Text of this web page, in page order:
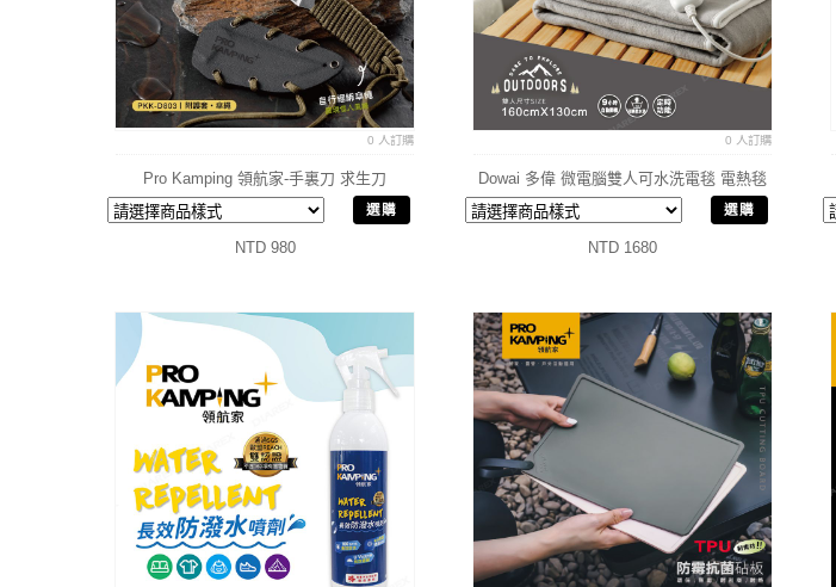
0 人訂購
Pro Kamping 領航家-手裏刀 求生刀
選購
NTD 980
0 人訂購
Dowai 多偉 微電腦雙人可水洗電毯 電熱毯
電毯
選購
NTD 1680